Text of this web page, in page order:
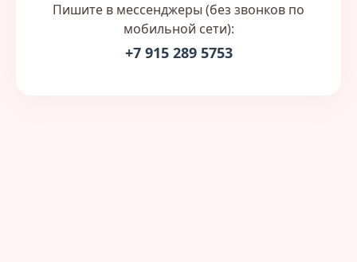
Пишите в мессенджеры (без звонков по
мобильной сети):
+7 915 289 5753